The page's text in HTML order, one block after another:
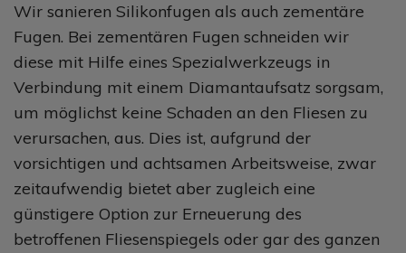
Wir sanieren Silikonfugen als auch zementäre
Fugen. Bei zementären Fugen schneiden wir
diese mit Hilfe eines Spezialwerkzeugs in
Verbindung mit einem Diamantaufsatz sorgsam,
um möglichst keine Schaden an den Fliesen zu
verursachen, aus. Dies ist, aufgrund der
vorsichtigen und achtsamen Arbeitsweise, zwar
zeitaufwendig bietet aber zugleich eine
günstigere Option zur Erneuerung des
betroffenen Fliesenspiegels oder gar des ganzen